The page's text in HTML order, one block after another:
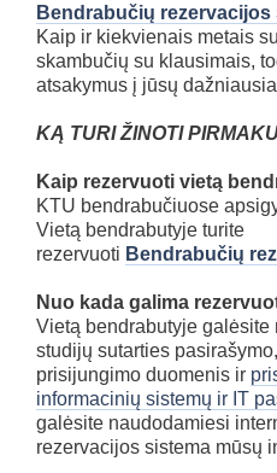
Bendrabučių rezervacijos
Kaip ir kiekvienais metais
skambučių su klausimais,
atsakymus į jūsų
KĄ TURI ŽINOTI
Kaip rezervuoti vietą
KTU bendrabučiuose
Vietą bendrabutyje turite
rezervuoti Bendrabučių
Nuo kada galima
Vietą bendrabutyje galėsite
studijų sutarties
prisijungimo duomenis ir
informacinių sistemų ir IT
galėsite naudodamiesi
rezervacijos sistema mūsų